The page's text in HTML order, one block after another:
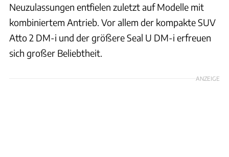
Neuzulassungen entfielen zuletzt auf Modelle mit
kombiniertem Antrieb. Vor allem der kompakte SUV
Atto 2 DM-i und der größere Seal U DM-i erfreuen
sich großer Beliebtheit.
ANZEIGE